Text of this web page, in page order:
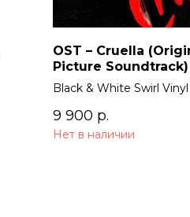
OST – Cruella
Picture Soundtrack)
Black & White Swirl Vinyl
9 900 р.
Нет в наличии